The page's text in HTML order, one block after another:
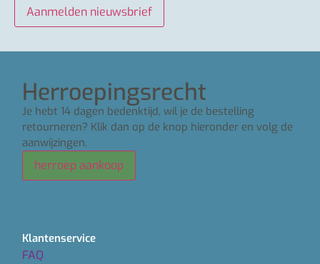
Herroepingsrecht
Je hebt 14 dagen bedenktijd, wil je de bestelling
retourneren? Klik dan op de knop hieronder en volg de
aanwijzingen.
herroep aankoop
Klantenservice
FAQ